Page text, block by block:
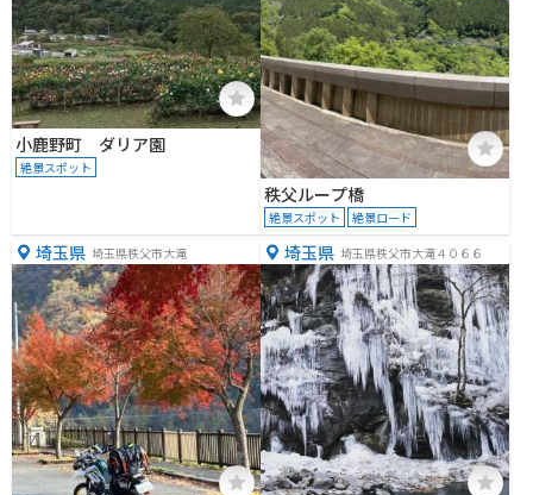
小鹿野町 ダリア園
絶景スポット
秩父ループ橋
絶景スポット 絶景ロード
埼玉県 埼玉県秩父市大滝 埼玉県 埼玉県秩父市大滝４０６６